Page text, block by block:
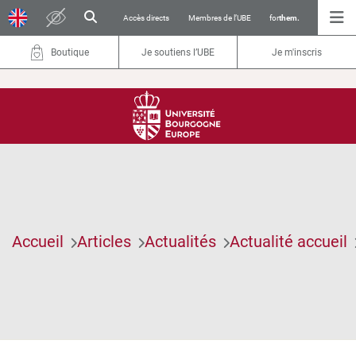
Accès directs Membres de l’UBE forthem.
Boutique Je soutiens l’UBE Je m'inscris
Accueil Articles Actualités Actualité accueil